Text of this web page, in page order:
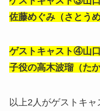
佐藤めぐみ（さとう
ゲストキャスト④山
子役の高木波瑠（た
以上2人がゲストキャ